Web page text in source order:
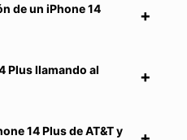
de un iPhone 14
Plus llamando al
14 Plus de AT&T y